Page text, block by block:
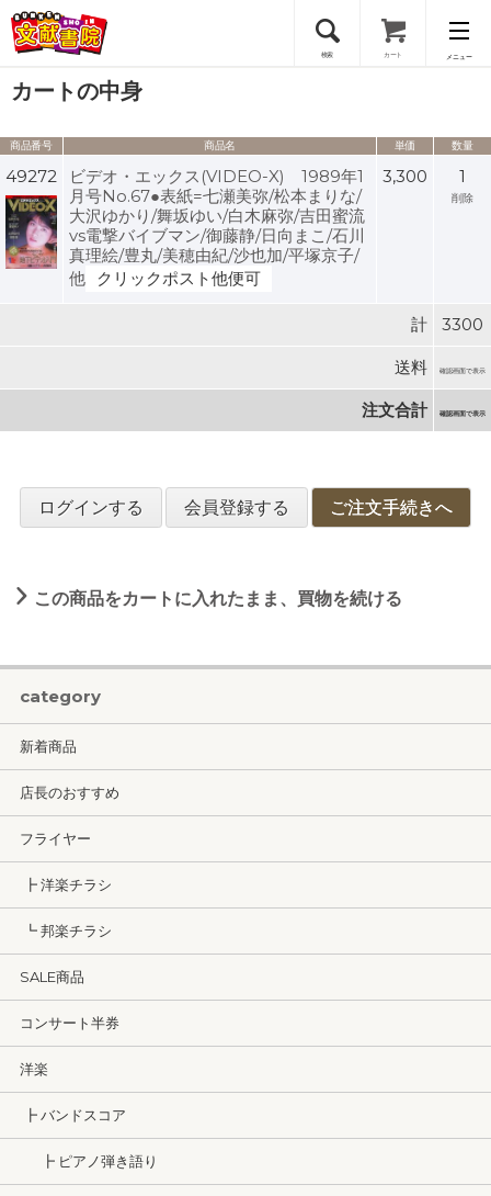
検索 カート メニュー
会員登録
ログイン
カートの中身
商品番号 商品名 単価 数量
49272
ビデオ・エックス(VIDEO-X) 1989年1
月号No.67●表紙=七瀬美弥/松本まりな/
大沢ゆかり/舞坂ゆい/白木麻弥/吉田蜜流
vs電撃バイブマン/御藤静/日向まこ/石川
真理絵/豊丸/美穂由紀/沙也加/平塚京子/
他
クリックポスト他便可
3,300 1
削除
計 3300
送料 確認画面で表示
注文合計 確認画面で表示
ログインする 会員登録する ご注文手続きへ
この商品をカートに入れたまま、買物を続ける
category
新着商品
店長のおすすめ
フライヤー
┣ 洋楽チラシ
┗ 邦楽チラシ
SALE商品
コンサート半券
洋楽
┣ バンドスコア
┣ ピアノ弾き語り